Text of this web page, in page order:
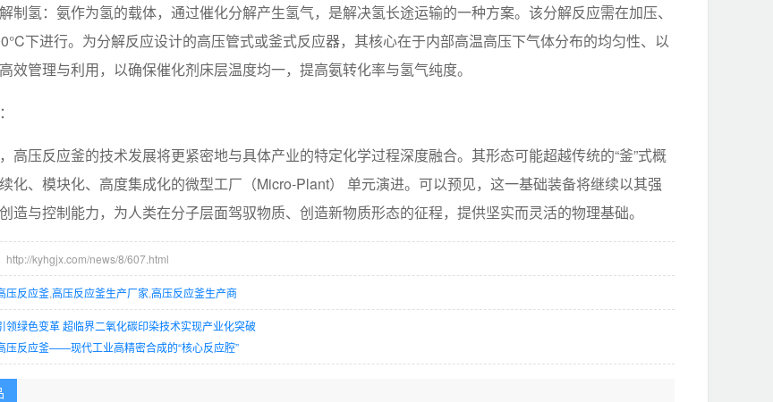
制氢：氨作为氢的载体，通过催化分解产生氢气，是解决氢长途运输的一种方案。该分解反应需在加压、
下进行。为分解反应设计的高压管式或釜式反应器，其核心在于内部高温高压下气体分布的均匀性、以
效管理与利用，以确保催化剂床层温度均一，提高氨转化率与氢气纯度。
高压反应釜的技术发展将更紧密地与具体产业的特定化学过程深度融合。其形态可能超越传统的“釜”式概
化、模块化、高度集成化的微型工厂（Micro-Plant） 单元演进。可以预见，这一基础装备将继续以其强
造与控制能力，为人类在分子层面驾驭物质、创造新物质形态的征程，提供坚实而灵活的物理基础。
http://kyhgjx.com/news/8/607.html
压反应釜高压反应釜生产厂家 高压反应釜生产商
领绿色变革 超临界二氧化碳印染技术实现产业化突破
压反应釜——现代工业高精密合成的“核心反应腔”